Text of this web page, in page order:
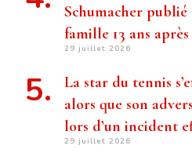
Schumacher
famille 13 ans
29 juillet 2026
La star du tennis
alors que son
lors d’un incident
29 juillet 2026